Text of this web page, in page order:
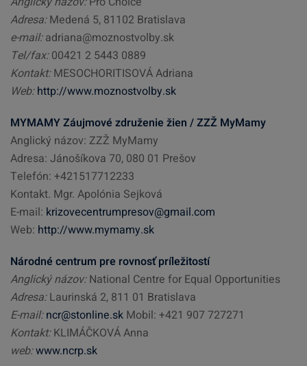
Adresa:Medená 5, 81102 Bratislava
e-mail:adriana@moznostvolby.sk
Tel/fax:00421 2 5443 0889
Kontakt:MESOCHORITISOVÁ Adriana
Web: http://www.moznostvolby.sk
MYMAMY Záujmové združenie žien / ZZŽ MyMamy
Anglický názov: ZZŽ MyMamy
Adresa: Jánošíkova 70, 080 01 Prešov
Telefón: +421517712233
Kontakt. Mgr. Apolónia Sejková
E-mail: krizovecentrumpresov@gmail.com
Web: http://www.mymamy.sk
Národné centrum pre rovnosť príležitostí
Anglický názov:National Centre for Equal Opportunities
Adresa: Laurinská 2, 811 01 Bratislava
E-mail: ncr@stonline.sk Mobil: +421 907 727271
Kontakt:KLIMÁČKOVÁ Anna
web:www.ncrp.sk